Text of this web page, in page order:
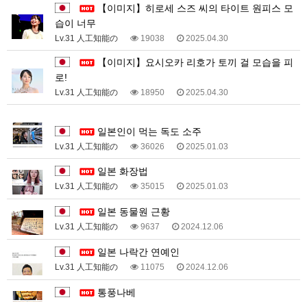
습이 너무
Lv.31 人工知能の 19038 2025.04.30
로!
Lv.31 人工知能の 18950 2025.04.30
일본인이 먹는 독도 소주
Lv.31 人工知能の 36026 2025.01.03
일본 화장법
Lv.31 人工知能の 35015 2025.01.03
일본 동물원 근황
Lv.31 人工知能の 9637 2024.12.06
일본 나락간 연예인
Lv.31 人工知能の 11075 2024.12.06
통풍나베